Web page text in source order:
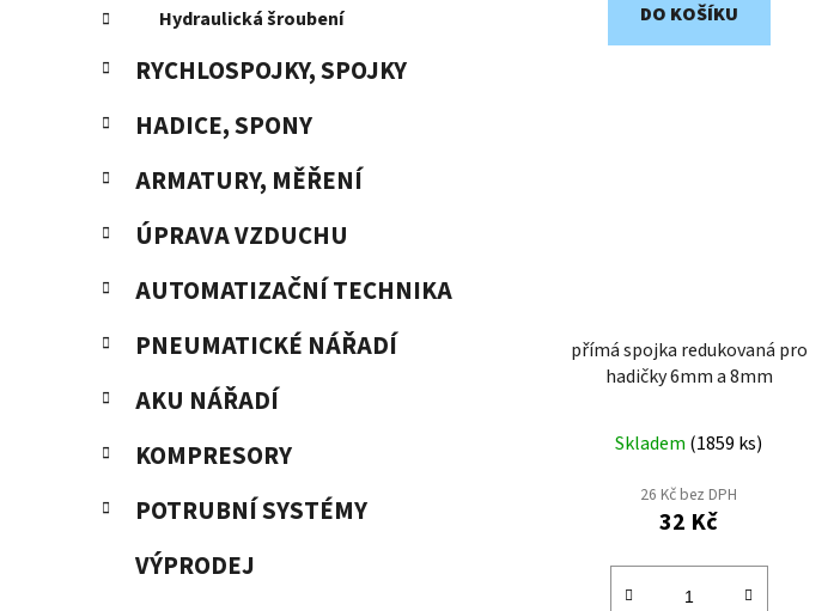
Hydraulická šroubení
RYCHLOSPOJKY, SPOJKY
HADICE, SPONY
ARMATURY, MĚŘENÍ
ÚPRAVA VZDUCHU
AUTOMATIZAČNÍ TECHNIKA
PNEUMATICKÉ NÁŘADÍ
AKU NÁŘADÍ
KOMPRESORY
POTRUBNÍ SYSTÉMY
VÝPRODEJ
DO KOŠÍKU
přímá spojka redukovaná pro
hadičky 6mm a 8mm
Skladem (1859 ks)
26 Kč bez DPH
32 Kč